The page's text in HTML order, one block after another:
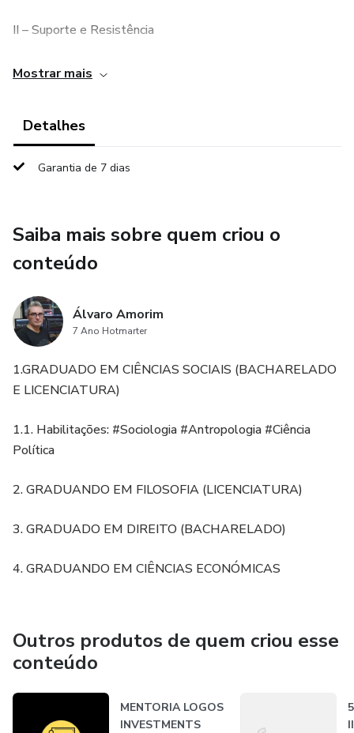
II – Suporte e Resistência
III – Teoria de Elliot
IV – Linhas de Tendência
VI – Frequências
VII - Fibonacci
Mostrar mais
Detalhes
Garantia de 7 dias
Saiba mais sobre quem criou o
conteúdo
Álvaro Amorim
7 Ano Hotmarter
1.GRADUADO EM CIÊNCIAS SOCIAIS (BACHARELADO
E LICENCIATURA)
1.1. Habilitações: #Sociologia #Antropologia #Ciência
Política
2. GRADUANDO EM FILOSOFIA (LICENCIATURA)
3. GRADUADO EM DIREITO (BACHARELADO)
4. GRADUANDO EM CIÊNCIAS ECONÓMICAS
Outros produtos de quem criou esse
conteúdo
MENTORIA LOGOS
INVESTMENTS